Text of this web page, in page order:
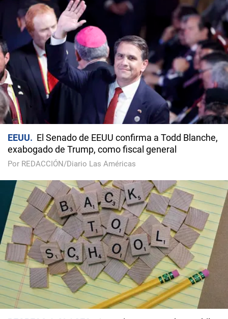
EEUU
El Senado de EEUU confirma a Todd Blanche,
exabogado de Trump, como fiscal general
Por REDACCIÓN/Diario Las Américas